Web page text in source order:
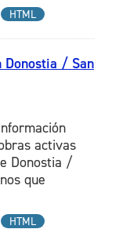
HTML
Donostia / San
activas
Donostia /
que
HTML